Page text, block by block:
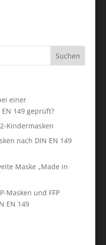
einer
149 geprüft?
Kindermasken
nach DIN EN 149
Maske „Made in
Masken und FFP
EN 149